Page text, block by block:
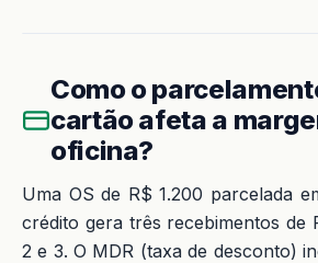
Como o
cartão afeta a
oficina?
Uma OS de R$ 1.200 parcelada
crédito gera três recebimentos de
2 e 3. O MDR (taxa de desconto)